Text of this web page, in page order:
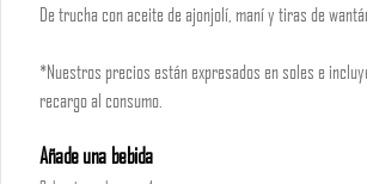
S/ 18.00
De trucha con aceite de ajonjolí, maní y tiras de
*Nuestros precios están expresados en soles e
recargo al consumo.
Añade una bebida